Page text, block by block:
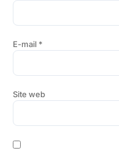
E-mail *
Site web